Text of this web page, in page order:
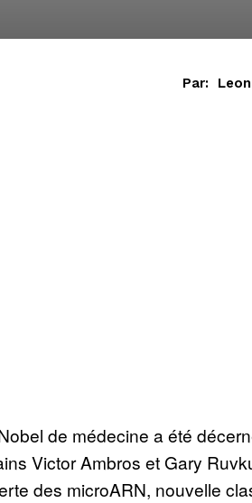
Par:
de médecine a été
Victor Ambros et Gary
des microARN, nouvelle